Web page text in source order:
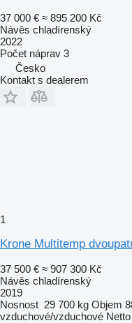
37 000 € ≈ 895 200 Kč
Návěs chladírenský
2022
Počet náprav 3
Česko
Kontakt s dealerem
1
Krone Multitemp
37 500 € ≈ 907 300 Kč
Návěs chladírenský
2019
Nosnost 29 700 kg Objem
vzduchové/vzduchové